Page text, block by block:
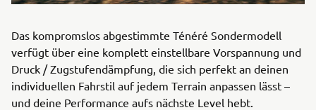
Das kompromslos abgestimmte Ténéré Sondermodell
verfügt über eine komplett einstellbare Vorspannung und
Druck / Zugstufendämpfung, die sich perfekt an deinen
individuellen Fahrstil auf jedem Terrain anpassen lässt –
und deine Performance aufs nächste Level hebt.